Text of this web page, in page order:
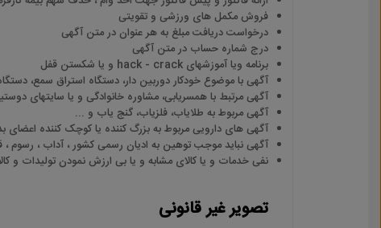
فروش مکمل های ورزشی و تقویتی
درخواست دریافت مبلغ به هر عنوان در متن آگهی
درج شماره حساب در متن آگهی
برنامه ویا آموزشهای hack - crack و یا شکستن قفل
آگهی با موضوع خودکار دوربین دار، دستگاه استراق سمع،
آگهی مرتبط با همسریابی، مشاوره خانوادگی و یا سایتهای
آگهی مربوط به طلایاب، فلزیاب، گنج یاب و ...
آگهی های دارویی مربوط به بزرگ کننده یا کوچک کننده
آگهی نباید موجب توهین به ادیان رسمی کشور ، آداب ، رسوم
نفی خدمات و یا کالای مشابه و یا بی ارزش نمودن تولیدات و
تصویر غیر قانونی